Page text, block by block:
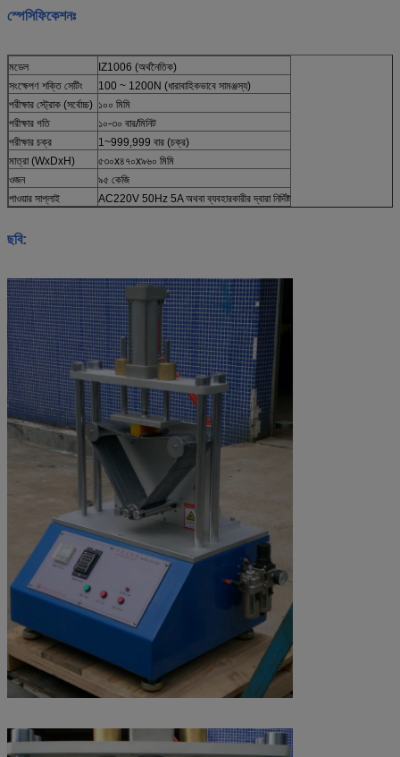
স্পেসিফিকেশনঃ
মডেল
IZ1006 (অর্থনৈতিক)
সংক্ষেপণ শক্তি সেটিং
100 ~ 1200N (ধারাবাহিকভাবে সামঞ্জস্য)
পরীক্ষার স্ট্রোক (সর্বোচ্চ) ১০০ মিমি
পরীক্ষার গতি
১০-৩০ বার/মিনিট
পরীক্ষার চক্র
1~999,999 বার (চক্র)
মাত্রা (WxDxH)
৫৩০x৪৭০x৯৬০ মিমি
ওজন
৯৫ কেজি
পাওয়ার সাপ্লাই
AC220V 50Hz 5A অথবা ব্যবহারকারীর দ্বারা নির্দিষ্ট
ছবি: